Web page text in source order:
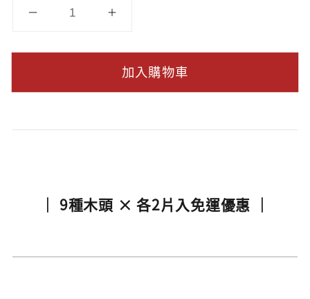
加入購物車
｜ 9種木頭 × 各2片入免運優惠 ｜